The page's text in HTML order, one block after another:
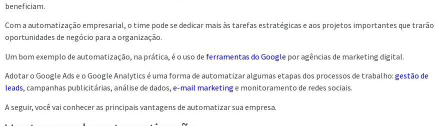
beneficiam.
Com a automatização empresarial, o time pode se dedicar mais às tarefas estratégicas e aos projetos importantes que trarão
oportunidades de negócio para a organização.
Um bom exemplo de automatização, na prática, é o uso de ferramentas do Google por agências de marketing digital.
Adotar o Google Ads e o Google Analytics é uma forma de automatizar algumas etapas dos processos de trabalho: gestão de
leads, campanhas publicitárias, análise de dados, e-mail marketing e monitoramento de redes sociais.
A seguir, você vai conhecer as principais vantagens de automatizar sua empresa.